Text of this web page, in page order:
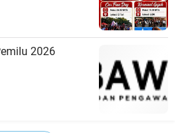
2026